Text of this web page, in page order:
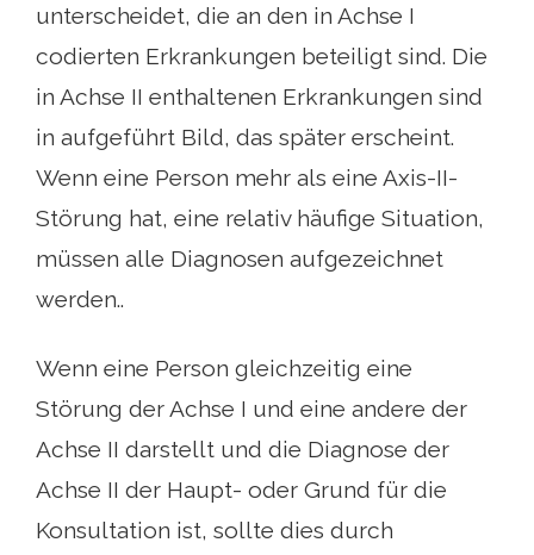
unterscheidet, die an den in Achse I
codierten Erkrankungen beteiligt sind. Die
in Achse II enthaltenen Erkrankungen sind
in aufgeführt Bild, das später erscheint.
Wenn eine Person mehr als eine Axis-II-
Störung hat, eine relativ häufige Situation,
müssen alle Diagnosen aufgezeichnet
werden..
Wenn eine Person gleichzeitig eine
Störung der Achse I und eine andere der
Achse II darstellt und die Diagnose der
Achse II der Haupt- oder Grund für die
Konsultation ist, sollte dies durch